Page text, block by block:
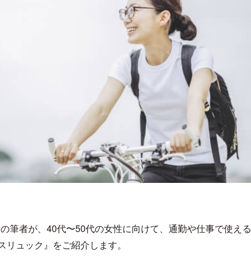
筆者が、40代〜50代の女性に向けて、通勤や仕事で使える
ュック』をご紹介します。